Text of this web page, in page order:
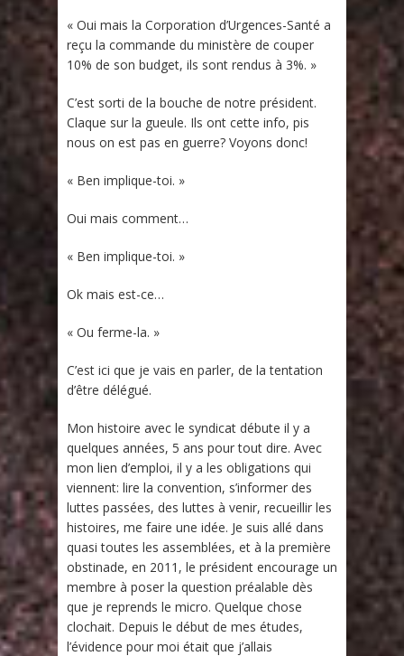
« Oui mais la Corporation d’Urgences-Santé a
reçu la commande du ministère de couper
10% de son budget, ils sont rendus à 3%. »
C’est sorti de la bouche de notre président.
Claque sur la gueule. Ils ont cette info, pis
nous on est pas en guerre? Voyons donc!
« Ben implique-toi. »
Oui mais comment…
« Ben implique-toi. »
Ok mais est-ce…
« Ou ferme-la. »
C’est ici que je vais en parler, de la tentation
d’être délégué.
Mon histoire avec le syndicat débute il y a
quelques années, 5 ans pour tout dire. Avec
mon lien d’emploi, il y a les obligations qui
viennent: lire la convention, s’informer des
luttes passées, des luttes à venir, recueillir les
histoires, me faire une idée. Je suis allé dans
quasi toutes les assemblées, et à la première
obstinade, en 2011, le président encourage un
membre à poser la question préalable dès
que je reprends le micro. Quelque chose
clochait. Depuis le début de mes études,
l’évidence pour moi était que j’allais